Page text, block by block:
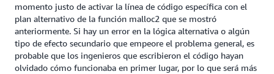
momento justo de activar la línea de código específica con el
plan alternativo de la función malloc2 que se mostró
anteriormente. Si hay un error en la lógica alternativa o algún
tipo de efecto secundario que empeore el problema general, es
probable que los ingenieros que escribieron el código hayan
olvidado cómo funcionaba en primer lugar, por lo que será más